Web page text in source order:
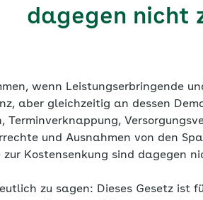
dagegen nicht
wenn Leistungserbringende
aber gleichzeitig an dessen
Terminverknappung,
und Ausnahmen von den
Kostensenkung sind dagegen
zu sagen: Dieses Gesetz ist